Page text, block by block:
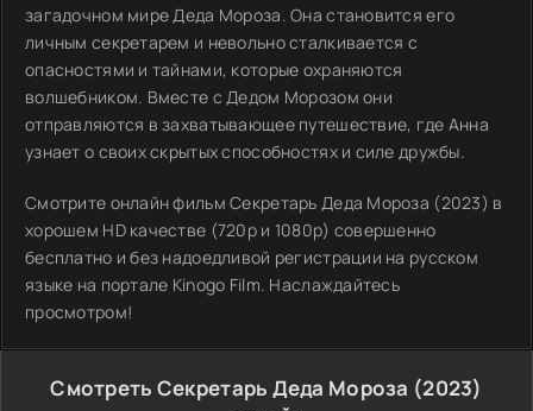
загадочном мире Деда Мороза. Она становится его
личным секретарем и невольно сталкивается с
опасностями и тайнами, которые охраняются
волшебником. Вместе с Дедом Морозом они
отправляются в захватывающее путешествие, где Анна
узнает о своих скрытых способностях и силе дружбы.
Смотрите онлайн фильм Секретарь Деда Мороза (2023) в
хорошем HD качестве (720p и 1080p) совершенно
бесплатно и без надоедливой регистрации на русском
языке на портале Kinogo Film. Наслаждайтесь
просмотром!
Смотреть Секретарь Деда Мороза (2023)